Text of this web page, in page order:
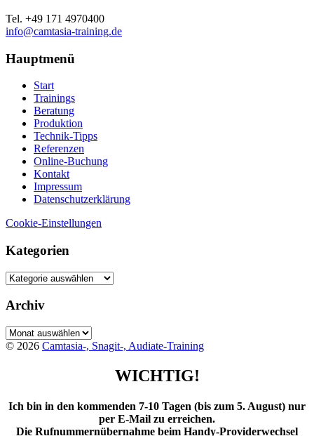
Tel. +49 171 4970400
info@camtasia-training.de
Hauptmenü
Start
Trainings
Beratung
Produktion
Technik-Tipps
Referenzen
Online-Buchung
Kontakt
Impressum
Datenschutzerklärung
Cookie-Einstellungen
Kategorien
Kategorien
Archiv
Archiv
© 2026 Camtasia-, Snagit-, Audiate-Training
WICHTIG!
Ich bin in den kommenden 7-10 Tagen (bis zum 5. August) nur
per E-Mail zu erreichen.
Die Rufnummernübernahme beim Handy-Providerwechsel